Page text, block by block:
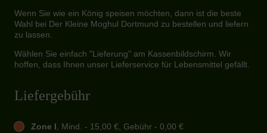
Wenn Sie wie ein König speisen möchten, dann ist die beste
Wahl bei Der Kleine Moghul Dortmund zu bestellen und liefern
zu lassen.
Wählen Sie einfach "Lieferung" am Kassenbildschirm. Wir
hoffen, dass Ihnen unser Lieferservice für Lebensmittel gefällt.
Liefergebühr
Zone I, Mind. - 15,00 €, Gebühr - 0,00 €